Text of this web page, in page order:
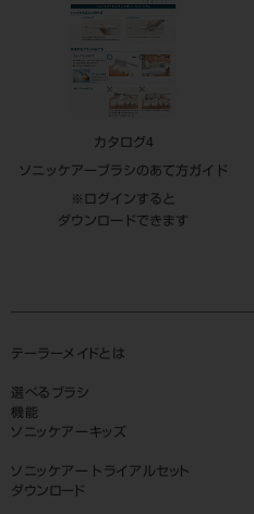
カタログ4
ソニッケアーブラシのあて方ガイド
※ログインすると
ダウンロードできます
テーラーメイドとは
選べるブラシ
機能
ソニッケアーキッズ
ソニッケアー トライアルセット
ダウンロード